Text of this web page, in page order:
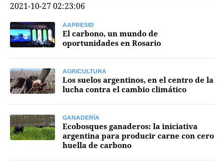
Tecnología
Maquinaria agrícola
Agenda
Regionales
Agronegocios
Mercados
2021-10-27 02:23:06
AAPRESID
El carbono, un mundo de
oportunidades en Rosario
AGRICULTURA
Los suelos argentinos, en el centro de la
lucha contra el cambio climático
GANADERÍA
Ecobosques ganaderos: la iniciativa
argentina para producir carne con cero
huella de carbono